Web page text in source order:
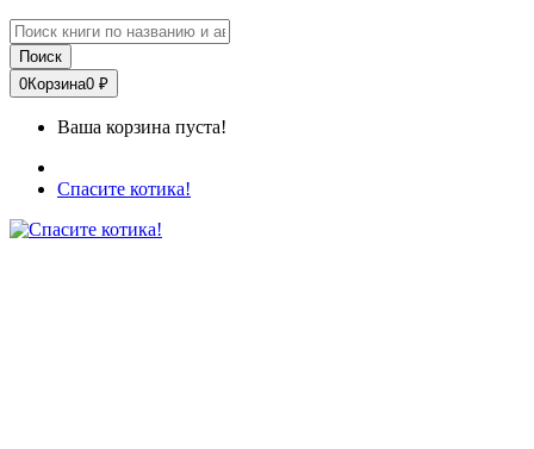
Поиск
0Корзина0 ₽
Ваша корзина пуста!
Спасите котика!